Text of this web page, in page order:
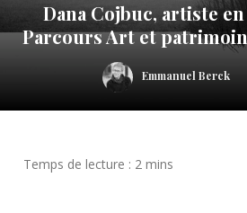
Dana Cojbuc, artiste
Parcours Art et
Emmanuel Berck